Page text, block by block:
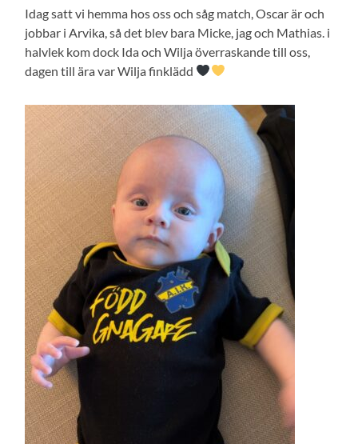
Idag satt vi hemma hos oss och såg match, Oscar är och
jobbar i Arvika, så det blev bara Micke, jag och Mathias. i
halvlek kom dock Ida och Wilja överraskande till oss,
dagen till ära var Wilja finklädd